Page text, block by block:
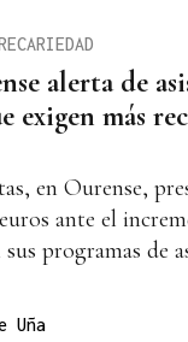
alerta de
exigen más
en Ourense,
ante el
programas de
Uña